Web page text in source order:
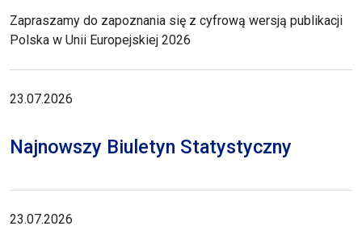
Zapraszamy do zapoznania się z cyfrową wersją publikacji
Polska w Unii Europejskiej 2026
23.07.2026
Najnowszy Biuletyn Statystyczny
23.07.2026